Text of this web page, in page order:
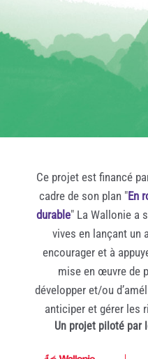
Ce projet est financé
cadre de son plan "En
durable" La Wallonie a
vives en lançant un
encourager et à
mise en œuvre de
développer et/ou
anticiper et gérer les
Un projet piloté par